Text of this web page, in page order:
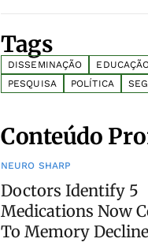
Tags
DISSEMINAÇÃO
PESQUISA
POLÍTICA